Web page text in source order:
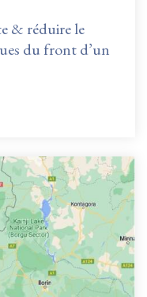
& réduire le
du front d’un